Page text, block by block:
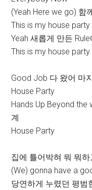
(Yeah Here we go) 함
This is my house party
Yeah 새롭게 만든
This is my house party
Good Job 다 왔어 마
House Party
Hands Up Beyond the
계
House Party
집에 틀어박혀 뭐 뭐
(We) gonna have a
당연하게 누렸던 평범